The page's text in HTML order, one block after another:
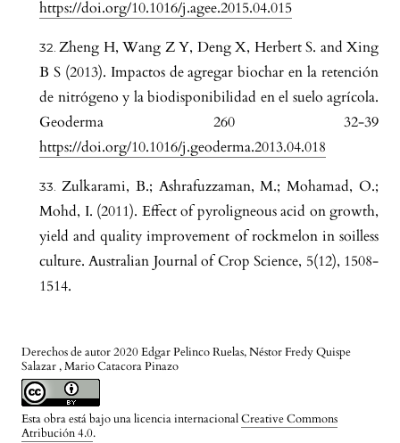
Derechos de autor 2020 Edgar Pelinco Ruelas, Néstor Fredy Quispe
Salazar , Mario Catacora Pinazo
Esta obra está bajo una licencia internacionalCreative Commons
Atribución 4.0.
https://doi.org/10.1016/j.agee.2015.04.015
Zheng H, Wang Z Y, Deng X, Herbert S. and Xing
B S (2013). Impactos de agregar biochar en la retención
de nitrógeno y la biodisponibilidad en el suelo agrícola.
Geoderma 260 32-39
https://doi.org/10.1016/j.geoderma.2013.04.018
Zulkarami, B.; Ashrafuzzaman, M.; Mohamad, O.;
Mohd, I. (2011). Effect of pyroligneous acid on growth,
yield and quality improvement of rockmelon in soilless
culture. Australian Journal of Crop Science, 5(12), 1508-
1514.